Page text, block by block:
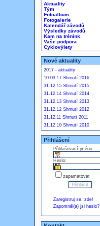
Aktuality
Tým
Fotoalbum
Fotogalerie
Kalendář závodů
Výsledky závodů
Kam na trénink
Vaše podpora
Cyklovýlety
Nové aktuality
2017 - aktuality
10.03.17 Shrnutí 2016
31.12.15 Shrnutí 2015
31.12.14 Shrnutí 2014
31.12.13 Shrnutí 2013
31.12.12 Shrnutí 2012
31.12.11 Shrnutí 2011
31.12.10 Shrnutí 2010
Přihlášení
Přihlašovací jméno:
Heslo:
zapamatovat
Zaregistruj se, zde!
Zapomněl(a) jsi heslo?